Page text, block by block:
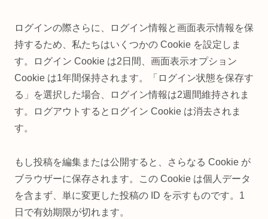
ログインの際さらに、ログイン情報と画面表示情報を保
持するため、私たちはいくつかの Cookie を設定しま
す。ログイン Cookie は2日間、画面表示オプション
Cookie は1年間保持されます。「ログイン状態を保存す
る」を選択した場合、ログイン情報は2週間維持されま
す。ログアウトするとログイン Cookie は消去されま
す。
もし投稿を編集または公開すると、さらなる Cookie が
ブラウザーに保存されます。この Cookie は個人データ
を含まず、単に変更した投稿の ID を示すものです。1
日で有効期限が切れます。